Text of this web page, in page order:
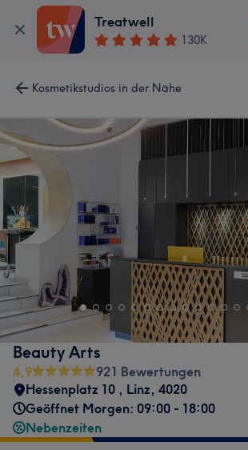
Treatwell
130K
Kosmetikstudios in der Nähe
Beauty Arts
4,9
921 Bewertungen
Hessenplatz 10 , Linz, 4020
Geöffnet Morgen: 09:00 - 18:00
Nebenzeiten